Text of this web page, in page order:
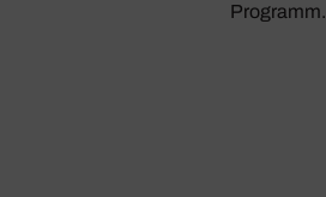
Programm.